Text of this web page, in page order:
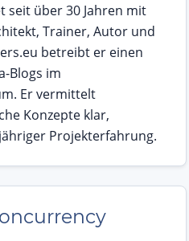
seit über 30 Jahren mit
Trainer, Autor und
betreibt er einen
Blogs im
Er vermittelt
Konzepte klar,
Projekterfahrung.